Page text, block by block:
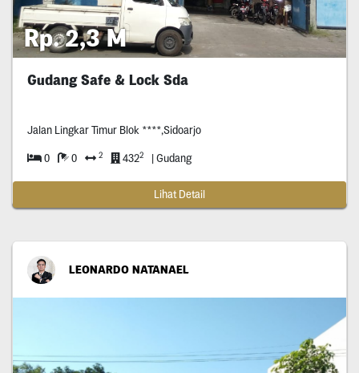
Rp. 2,3 M
Gudang Safe & Lock Sda
Jalan Lingkar Timur Blok ****,Sidoarjo
0 0 2 4322 | Gudang
Lihat Detail
LEONARDO NATANAEL